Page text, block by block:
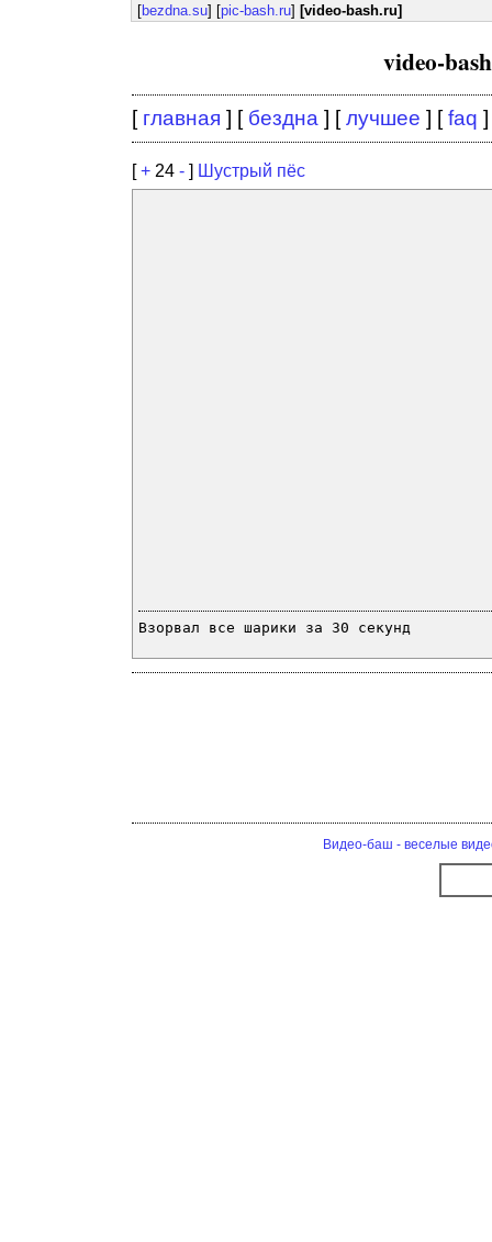
[bezdna.su] [pic-bash.ru] [video-bash.ru]
video-
[ главная ] [ бездна ] [лучшее ] [faq ]
[+ 24 - ] Шустрый пёс
Взорвал все шарики за 30 секунд
Видео-баш - веселые